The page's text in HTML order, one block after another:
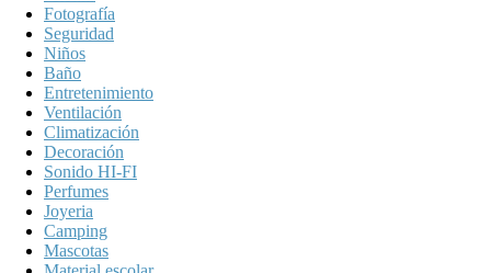
Fotografía
Seguridad
Niños
Baño
Entretenimiento
Ventilación
Climatización
Decoración
Sonido HI-FI
Perfumes
Joyeria
Camping
Mascotas